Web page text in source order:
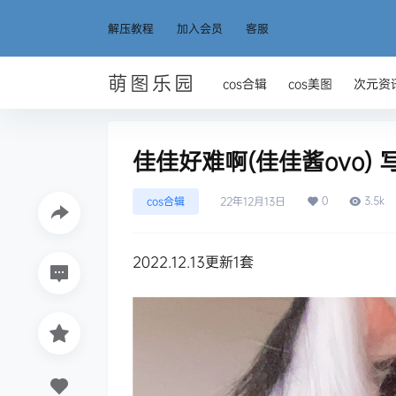
解压教程 加入会员 客服
萌图乐园 cos合辑 cos美图 次元资
佳佳好难啊(佳佳酱ovo)
cos合辑 22年12月13日 0 3.5k
2022.12.13更新1套